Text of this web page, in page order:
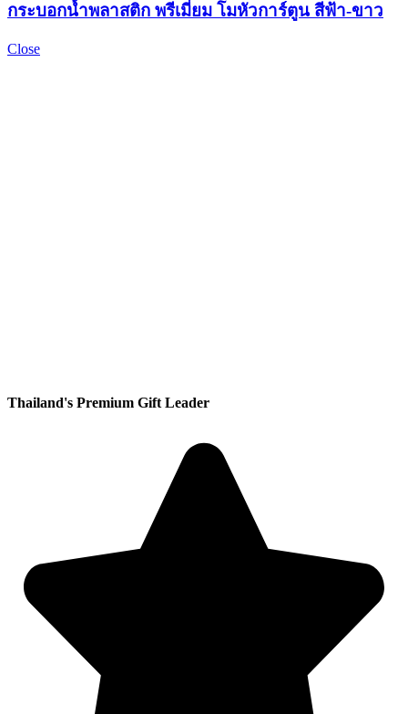
กระบอกน้ำพลาสติก พรีเมี่ยม โมหัวการ์ตูน สีฟ้า-ขาว
Close
Thailand's Premium Gift Leader